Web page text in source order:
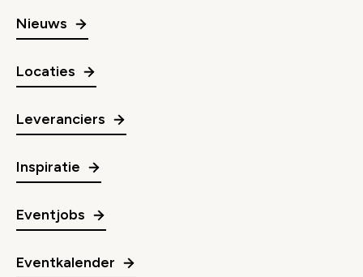
Nieuws
Locaties
Leveranciers
Inspiratie
Eventjobs
Eventkalender